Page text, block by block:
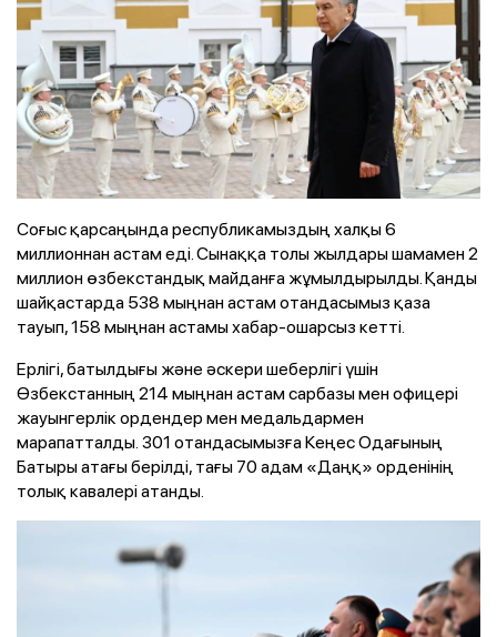
Соғыс қарсаңында республикамыздың халқы 6
миллионнан астам еді. Сынаққа толы жылдары шамамен 2
миллион өзбекстандық майданға жұмылдырылды. Қанды
шайқастарда 538 мыңнан астам отандасымыз қаза
тауып, 158 мыңнан астамы хабар-ошарсыз кетті.
Ерлігі, батылдығы және әскери шеберлігі үшін
Өзбекстанның 214 мыңнан астам сарбазы мен офицері
жауынгерлік ордендер мен медальдармен
марапатталды. 301 отандасымызға Кеңес Одағының
Батыры атағы берілді, тағы 70 адам «Даңқ» орденінің
толық кавалері атанды.